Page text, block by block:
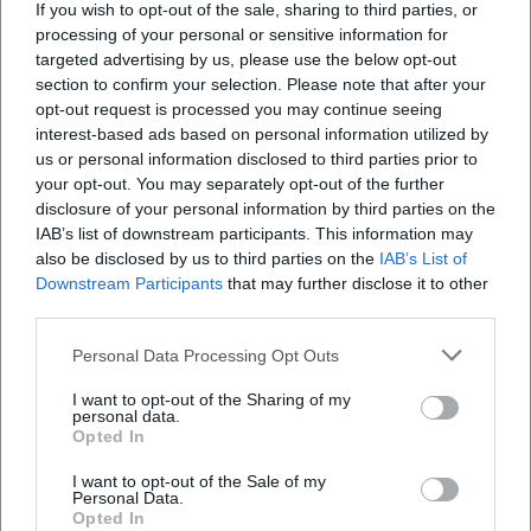
If you wish to opt-out of the sale, sharing to third parties, or
processing of your personal or sensitive information for
targeted advertising by us, please use the below opt-out
section to confirm your selection. Please note that after your
opt-out request is processed you may continue seeing
interest-based ads based on personal information utilized by
us or personal information disclosed to third parties prior to
your opt-out. You may separately opt-out of the further
disclosure of your personal information by third parties on the
IAB’s list of downstream participants. This information may
also be disclosed by us to third parties on the IAB’s List of
Downstream Participants that may further disclose it to other
Personal Data Processing Opt Outs
I want to opt-out of the Sharing of my
personal data.
Opted In
I want to opt-out of the Sale of my
Personal Data.
Opted In
zufällig zusammengesetzt, sondern folgt einem
sehr klaren Bildungsverständnis, das vom ersten
Orientierungskurs bis zur beruflichen Qualifizierung
reicht. ([weiden.de]
(https://www.weiden.de/familie/schule-und-
bildung/volkshochschule/zrb))
Ein besonders starker Schwerpunkt liegt auf den
Sprachen. Die Stadt Weiden nennt für die
Volkshochschule und das Zentrum für regionale
Bildung rund 15.000 Teilnehmer pro Jahr, 37
Mitarbeitende und etwa 250 Dozenten. Im
Fremdsprachen in rund 180 Kursen angeboten. Das
ist ein bemerkenswertes Angebot für eine
kommunale Bildungseinrichtung und erklärt,
warum die Volkshochschule nicht nur für lokale
Welche Öffnungszeiten hat die Volkshochschule
Weiden?
Wie lautet die Telefonnummer der
Volkshochschule Weiden?
Wo kann ich bei der Volkshochschule Weiden
parken?
Bewertungen